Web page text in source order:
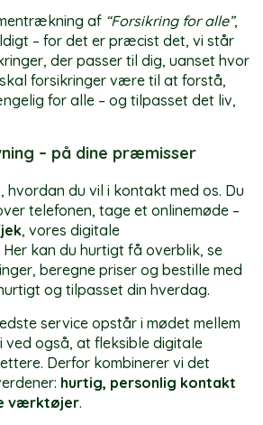
af “Forsikring for alle”,
– for det er præcist det, vi står
der passer til dig, uanset hvor
skal forsikringer være til at forstå,
for alle – og tilpasset det liv,
– på dine præmisser
hvordan du vil i kontakt med os. Du
telefonen, tage et onlinemøde –
, vores digitale
kan du hurtigt få overblik, se
beregne priser og bestille med
og tilpasset din hverdag.
service opstår i mødet mellem
ved også, at fleksible digitale
Derfor kombinerer vi det
hurtig, personlig kontakt
værktøjer.